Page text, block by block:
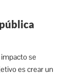
se
es crear un